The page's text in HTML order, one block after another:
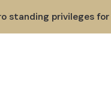
standing privileges